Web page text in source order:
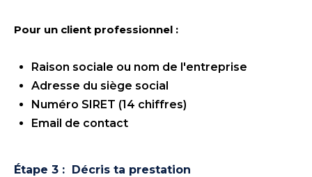
Pour un client professionnel :
Raison sociale ou nom de l'entreprise
Adresse du siège social
Numéro SIRET (14 chiffres)
Email de contact
Étape 3 : Décris ta prestation